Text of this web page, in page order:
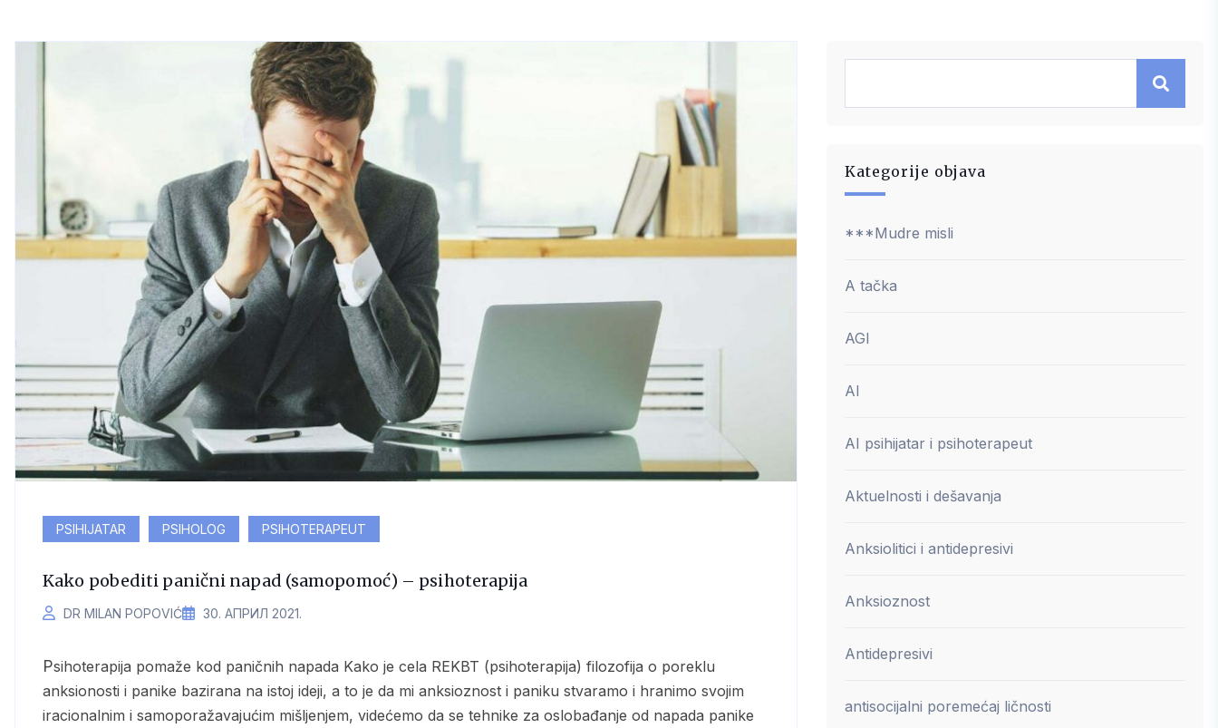
PSIHIJATAR PSIHOLOG PSIHOTERAPEUT
Kako pobediti panični napad (samopomoć) – psihoterapija
DR MILAN POPOVIĆ 30. АПРИЛ 2021.
Psihoterapija pomaže kod paničnih napada Kako je cela REKBT (psihoterapija) filozofija o poreklu
anksionosti i panike bazirana na istoj ideji, a to je da mi anksioznost i paniku stvaramo i hranimo svojim
iracionalnim i samoporažavajućim mišljenjem, videćemo da se tehnike za oslobađanje od napada panike
Kategorije objava
***Mudre misli
A tačka
AGI
AI
AI psihijatar i psihoterapeut
Aktuelnosti i dešavanja
Anksiolitici i antidepresivi
Anksioznost
Antidepresivi
antisocijalni poremećaj ličnosti